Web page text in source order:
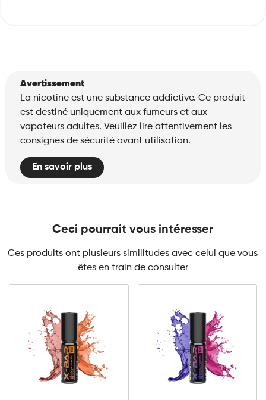
Avertissement
La nicotine est une substance addictive. Ce produit
est destiné uniquement aux fumeurs et aux
vapoteurs adultes. Veuillez lire attentivement les
consignes de sécurité avant utilisation.
En savoir plus
Ceci pourrait vous intéresser
Ces produits ont plusieurs similitudes avec celui que vous
êtes en train de consulter
3mg Classic
6mg Classic
3mg Classic
6mg Classic